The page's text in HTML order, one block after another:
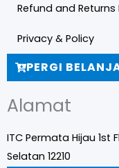
Refund and Returns
Privacy & Policy
PERGI
Alamat
ITC Permata Hijau 1st
Selatan 12210